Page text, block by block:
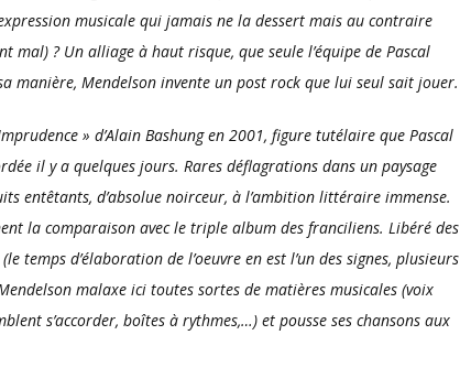
musicale qui jamais ne la dessert mais au contraire
mal) ? Un alliage à haut risque, que seule l’équipe de Pascal
manière, Mendelson invente un post rock que lui seul sait jouer.
» d’Alain Bashung en 2001, figure tutélaire que Pascal
il y a quelques jours. Rares déflagrations dans un paysage
entêtants, d’absolue noirceur, à l’ambition littéraire immense.
la comparaison avec le triple album des franciliens. Libéré des
temps d’élaboration de l’oeuvre en est l’un des signes, plusieurs
malaxe ici toutes sortes de matières musicales (voix
s’accorder, boîtes à rythmes,…) et pousse ses chansons aux